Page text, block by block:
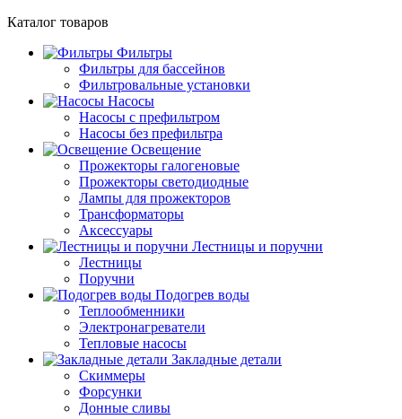
Каталог товаров
Фильтры
Фильтры для бассейнов
Фильтровальные установки
Насосы
Насосы с префильтром
Насосы без префильтра
Освещение
Прожекторы галогеновые
Прожекторы светодиодные
Лампы для прожекторов
Трансформаторы
Аксессуары
Лестницы и поручни
Лестницы
Поручни
Подогрев воды
Теплообменники
Электронагреватели
Тепловые насосы
Закладные детали
Скиммеры
Форсунки
Донные сливы